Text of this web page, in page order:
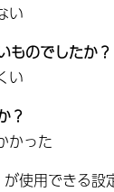
い
ものでしたか？
い
？
かった
使用できる